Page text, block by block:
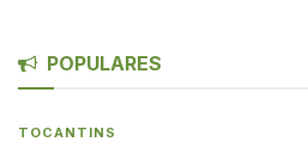
POPULARES
TOCANTINS